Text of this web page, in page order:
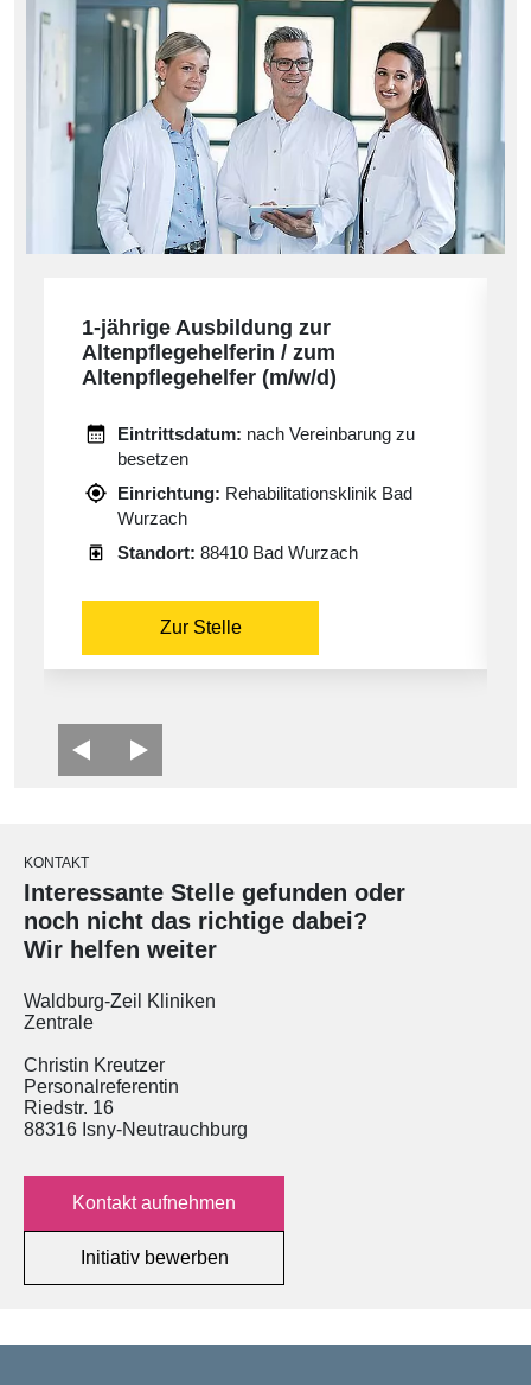
1-jährige Ausbildung zur
Altenpflegehelferin / zum
Altenpflegehelfer (m/w/d)
Eintrittsdatum: nach Vereinbarung zu
besetzen
Einrichtung: Rehabilitationsklinik Bad
Wurzach
Standort: 88410 Bad Wurzach
Zur Stelle
KONTAKT
Interessante Stelle gefunden oder
noch nicht das richtige dabei?
Wir helfen weiter
Waldburg-Zeil Kliniken
Zentrale
Christin Kreutzer
Personalreferentin
Riedstr. 16
88316 Isny-Neutrauchburg
Kontakt aufnehmen
Initiativ bewerben